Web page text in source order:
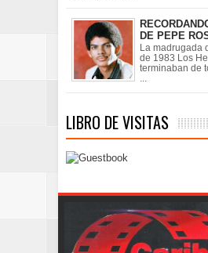
DE PEPE
La madrugada
de 1983 Los
terminaban de
...
LIBRO DE VISITAS